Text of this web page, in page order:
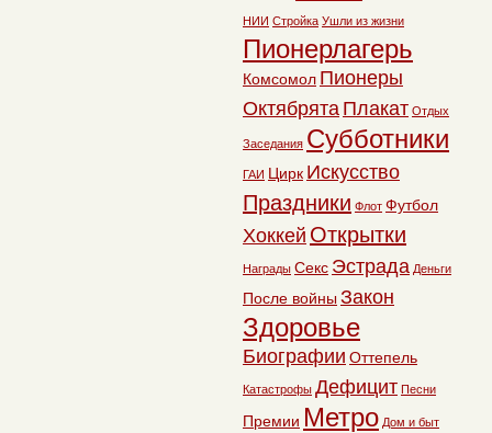
НИИ Стройка Ушли из жизни
Пионерлагерь
Комсомол Пионеры
Октябрята Плакат Отдых
Заседания Субботники
ГАИ Цирк Искусство
Праздники Флот Футбол
Хоккей Открытки
Награды Секс Эстрада Деньги
После войны Закон
Здоровье
Биографии Оттепель
Катастрофы Дефицит Песни
Премии Метро Дом и быт